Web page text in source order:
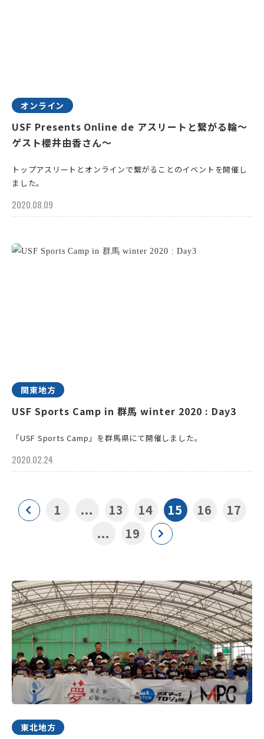
オンライン
USF Presents Online de アスリートと繋がる輪～
ゲスト櫻井由香さん～
トップアスリートとオンラインで繋がることのイベントを開催し
ました。
2020.08.09
関東地方
USF Sports Camp in 群馬 winter 2020 : Day3
「USF Sports Camp」を群馬県にて開催しました。
2020.02.24
1 ... 13 14 15 16
17
...
19
東北地方